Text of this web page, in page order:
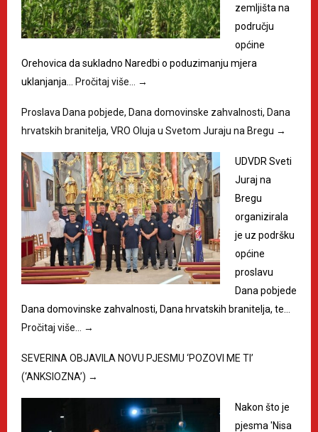
zemljišta na
području
općine
Orehovica da sukladno Naredbi o poduzimanju mjera
uklanjanja… Pročitaj više… →
Proslava Dana pobjede, Dana domovinske zahvalnosti, Dana
hrvatskih branitelja, VRO Oluja u Svetom Juraju na Bregu →
UDVDR Sveti
Juraj na
Bregu
organizirala
je uz podršku
općine
proslavu
Dana pobjede
Dana domovinske zahvalnosti, Dana hrvatskih branitelja, te…
Pročitaj više…
→
SEVERINA OBJAVILA NOVU PJESMU ‘POZOVI ME TI’
(‘ANKSIOZNA’) →
Nakon što je
pjesma 'Nisa